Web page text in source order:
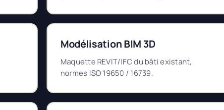
Modélisation BIM 3D
Maquette REVIT/IFC du bâti existant,
normes ISO 19650 / 16739.